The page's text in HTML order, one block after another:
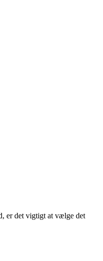
er det vigtigt at vælge det